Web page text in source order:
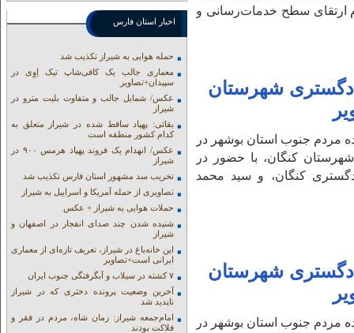
ارتقای سطح خدمات‌رسانی و
شهرستان
مردم جنوب استان بوشهر در
کنگان، با حضور در
کنگان، و سید محمد
شهرستان
مردم جنوب استان بوشهر در
اخبار استان فارس
حمله هوایی به شیراز تکذیب شد
معماری جالب یک کافی‌شاپ تیک اِوِی در
سپیدان+تصاویر
عکس/ شمایل جالب و متفاوت بلیت مترو در
شیراز
بقائی: پهپاد ساقط شده در شیراز متعلق به
کدام کشور منطقه است
عکس/ انهدام یک فروند پهپاد هرمس ۹۰۰ در
شیراز
تخریب سد مشهور استان فارس تکذیب شد
تصاویری از حمله آمریکا و اسراییل به شیراز
حملات هوایی به شیراز + عکس
شنیده شدن چند صدای انفجار در اصفهان و
شیراز
این خانه‌باغ در شیراز، تعریف تازه‌ای از معماری
ایرانی است+تصاویر
۷ کشته در سیلاب و آبگرفتگی جنوب ایران
آخرین وضعیت پرونده دختری که در شیراز
ناپدید شد
امام‌جمعه شیراز: زمان شاه، مردم در فقر و
فلاکت بودند